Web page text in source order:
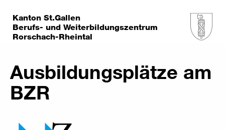
Kanton St.Gallen
Berufs- und Weiterbildungszentrum
Rorschach-Rheintal
Ausbildungsplätze am
BZR